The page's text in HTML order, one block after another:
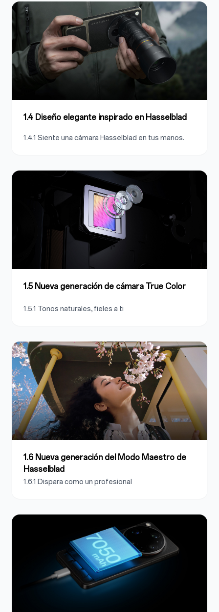
1.4 Diseño elegante inspirado en Hasselblad
1.4.1 Siente una cámara Hasselblad en tus manos.
1.5 Nueva generación de cámara True Color
1.5.1 Tonos naturales, fieles a ti
1.6 Nueva generación del Modo Maestro de
Hasselblad
1.6.1 Dispara como un profesional